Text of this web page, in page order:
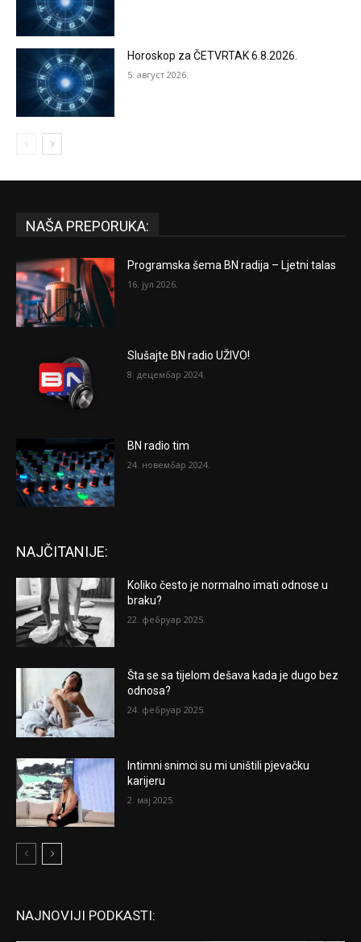
Horoskop za ČETVRTAK 6.8.2026.
5. август 2026.
NAŠA PREPORUKA:
Programska šema BN radija – Ljetni talas
16. јул 2026.
Slušajte BN radio UŽIVO!
8. децембар 2024.
BN radio tim
24. новембар 2024.
NAJČITANIJE:
Koliko često je normalno imati odnose u
braku?
22. фебруар 2025.
Šta se sa tijelom dešava kada je dugo bez
odnosa?
24. фебруар 2025.
Intimni snimci su mi uništili pjevačku
karijeru
2. мај 2025.
NAJNOVIJI PODKASTI: